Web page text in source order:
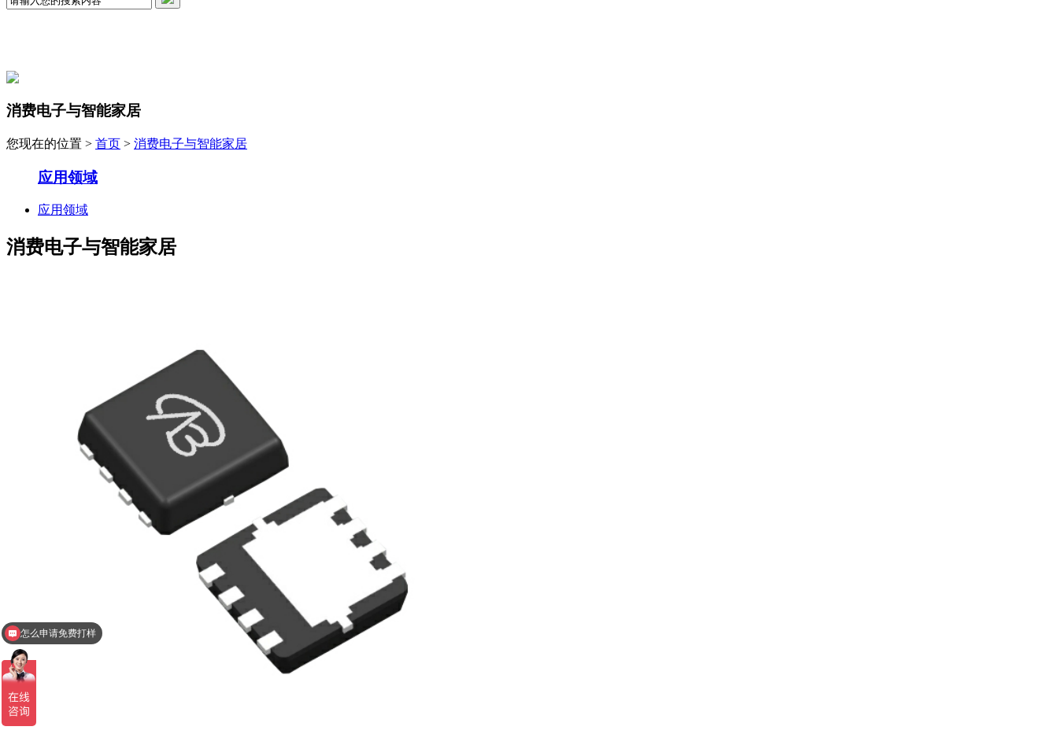
消费电子与智能家居
您现在的位置 > 首页 > 消费电子与智能家居
应用领域
应用领域
消费电子与智能家居
怎么申请免费打样
现在有优惠活动么